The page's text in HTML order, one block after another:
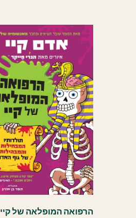
הרפואה המופלאה של קיי